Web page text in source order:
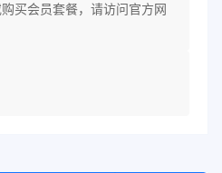
买会员套餐，请访问官方网